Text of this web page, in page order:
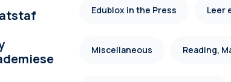
Edublox in the Press Leer
Miscellaneous Reading,